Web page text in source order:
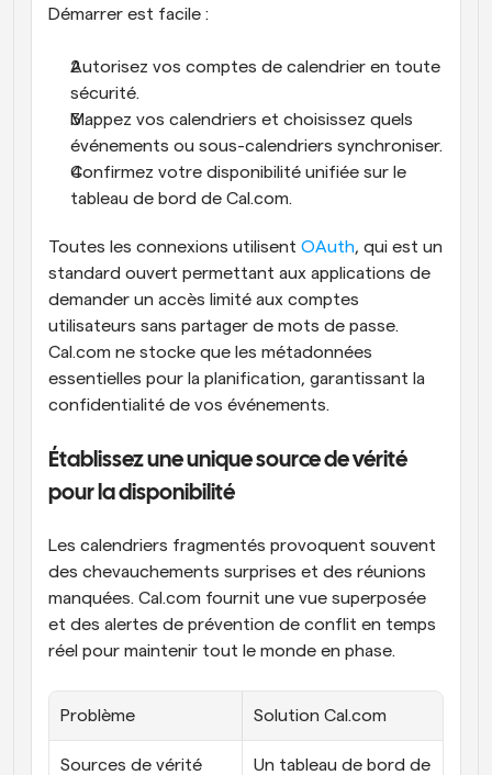
Démarrer est facile :
Autorisez vos comptes de calendrier en toute
sécurité.
Mappez vos calendriers et choisissez quels
événements ou sous-calendriers synchroniser.
Confirmez votre disponibilité unifiée sur le
tableau de bord de Cal.com.
Toutes les connexions utilisent OAuth, qui est un
standard ouvert permettant aux applications de
demander un accès limité aux comptes
utilisateurs sans partager de mots de passe.
Cal.com ne stocke que les métadonnées
essentielles pour la planification, garantissant la
confidentialité de vos événements.
Établissez une unique source de vérité
pour la disponibilité
Les calendriers fragmentés provoquent souvent
des chevauchements surprises et des réunions
manquées. Cal.com fournit une vue superposée
et des alertes de prévention de conflit en temps
réel pour maintenir tout le monde en phase.
Problème Solution Cal.com
Sources de vérité
Un tableau de bord de